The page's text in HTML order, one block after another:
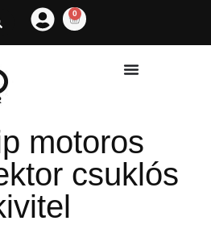
0
motoros
csuklós